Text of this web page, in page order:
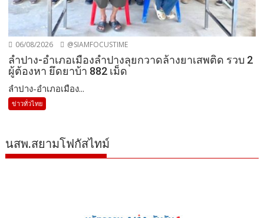
06/08/2026 @SIAMFOCUSTIME
ลำปาง-อำเภอเมืองลำปางลุยกวาดล้างยาเสพติด รวบ 2
ผู้ต้องหา ยึดยาบ้า 882 เม็ด
ลำปาง-อำเภอเมือง...
ข่าวทั่วไทย
นสพ.สยามโฟกัสไทม์